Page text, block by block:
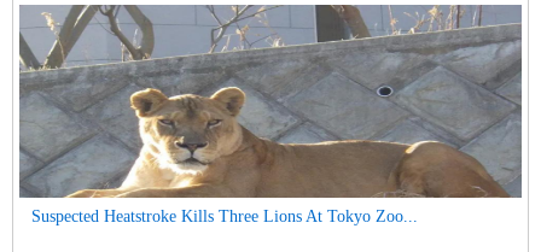
Suspected Heatstroke Kills Three Lions At Tokyo Zoo...